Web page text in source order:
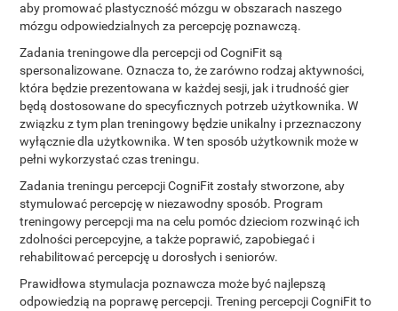
aby promować plastyczność mózgu w obszarach naszego
mózgu odpowiedzialnych za percepcję poznawczą.
Zadania treningowe dla percepcji od CogniFit są
spersonalizowane. Oznacza to, że zarówno rodzaj aktywności,
która będzie prezentowana w każdej sesji, jak i trudność gier
będą dostosowane do specyficznych potrzeb użytkownika. W
związku z tym plan treningowy będzie unikalny i przeznaczony
wyłącznie dla użytkownika. W ten sposób użytkownik może w
pełni wykorzystać czas treningu.
Zadania treningu percepcji CogniFit zostały stworzone, aby
stymulować percepcję w niezawodny sposób. Program
treningowy percepcji ma na celu pomóc dzieciom rozwinąć ich
zdolności percepcyjne, a także poprawić, zapobiegać i
rehabilitować percepcję u dorosłych i seniorów.
Prawidłowa stymulacja poznawcza może być najlepszą
odpowiedzią na poprawę percepcji. Trening percepcji CogniFit to